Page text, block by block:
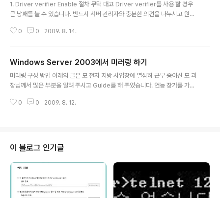
1. Driver verifier Enable 절차 무턱 대고 Driver verifier를 사용 할 경우
큰 낭패를 볼 수 있습니다. 반드시 서버 관리자와 충분한 의견을 나누시고 원인
> 확인 B. 작업 선택에서 표준 설정 만들기를 선택 합니다. C. 확인할 드라이버
팅 합니다. F. 명령 프롬프트에서 verifier /querysettings로 현재 설정 상태
를 확인 할 수 있습니다.그리고 verifier /query를 이용하여 로드 된 driver
목..
0 0 2009. 8. 14.
Windows Server 2003에서 미러링 하기
미러링 구성 방법 아래의 글은 모 전자 지방 사업장에 열심히 근무 중이신 모 과
장님께서 많은 부분을 알려 주시고 Guide를 해 주었습니다. 언능 장가를 가셔
IDE, SCSI(Small Computer System Interface) 또는 혼합 아키텍처가 허
고 메모리 덤프 파일은 부팅 하드 디스크에만 기록됩니다. 미러에 있는 디스크
중 하나가 제거된 경우라도 Windows..
0 0 2009. 8. 12.
이 블로그 인기글